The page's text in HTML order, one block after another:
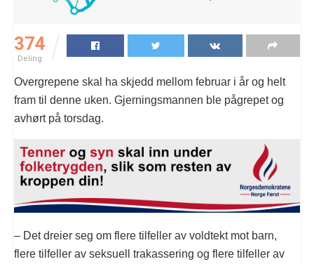
374
Deling
Overgrepene skal ha skjedd mellom februar i år og helt
fram til denne uken. Gjerningsmannen ble pågrepet og
avhørt på torsdag.
– Det dreier seg om flere tilfeller av voldtekt mot barn,
flere tilfeller av seksuell trakassering og flere tilfeller av